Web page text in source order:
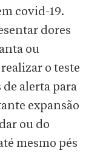
covid-19.
dores
ou
o teste
de alerta para
expansão
ou do
mesmo pés